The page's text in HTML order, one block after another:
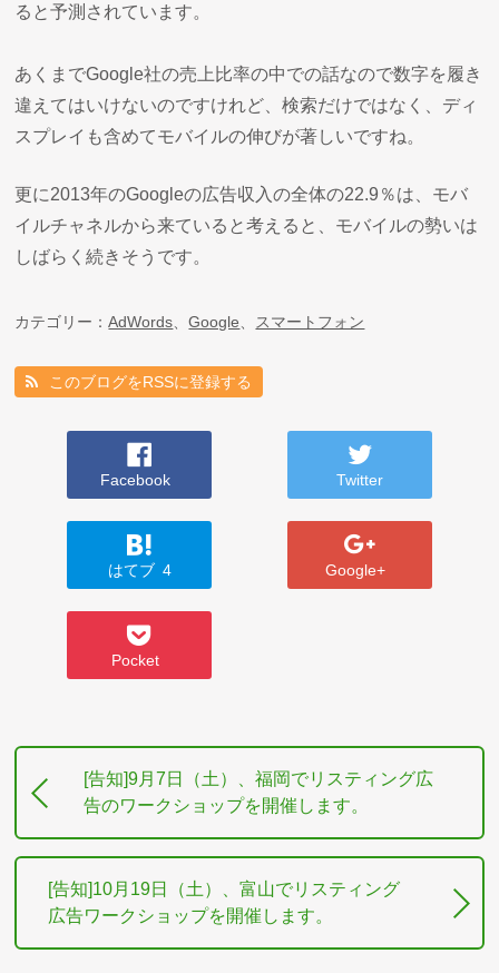
ると予測されています。
あくまでGoogle社の売上比率の中での話なので数字を履き
違えてはいけないのですけれど、検索だけではなく、ディ
スプレイも含めてモバイルの伸びが著しいですね。
更に2013年のGoogleの広告収入の全体の22.9％は、モバ
イルチャネルから来ていると考えると、モバイルの勢いは
しばらく続きそうです。
カテゴリー：AdWords 、Google スマートフォン
このブログをRSSに登録する
Facebook Twitter
はてブ 4 Google+
Pocket
[告知]9月7日（土）、福岡でリスティング広
告のワークショップを開催します。
[告知]10月19日（土）、富山でリスティング
広告ワークショップを開催します。